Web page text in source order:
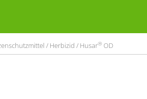
/ Herbizid / Husar® OD